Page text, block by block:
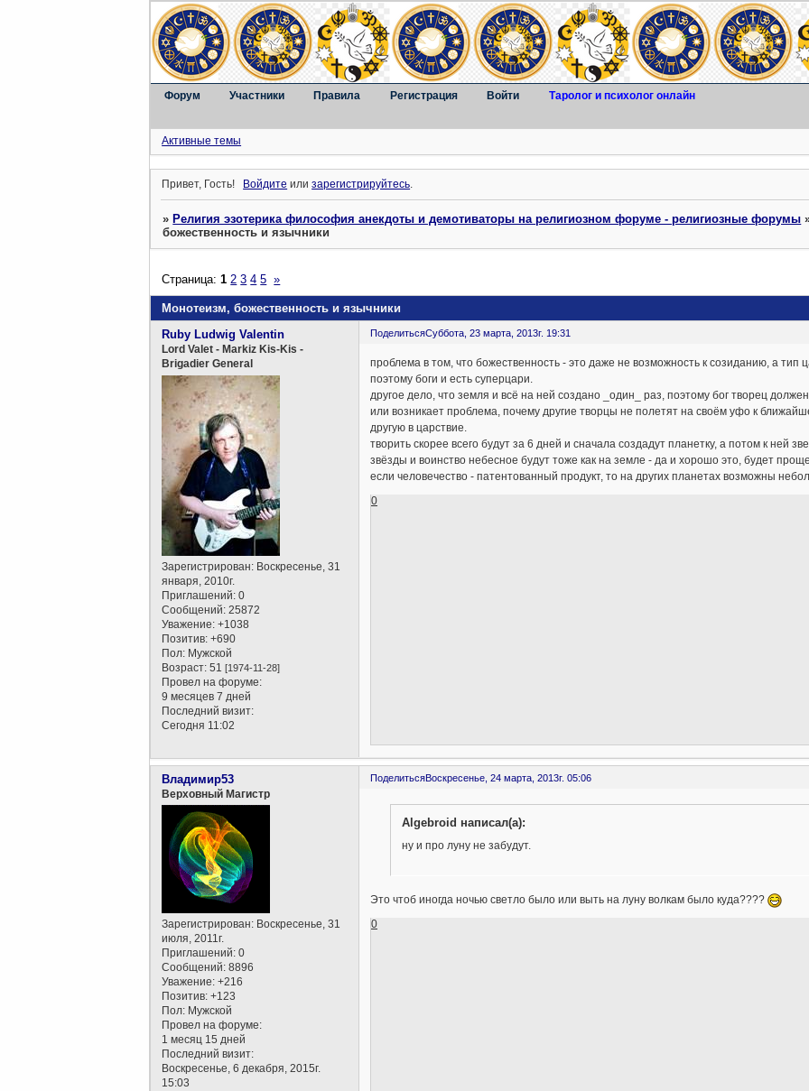
Форум Участники Правила Регистрация Войти Таролог и психолог онлайн
Активные темы
Привет, Гость! Войдите илизарегистрируйтесь.
»Религия эзотерика философия анекдоты и демотиваторы на религиозном форуме - религиозные форумы
божественность и язычники
Монотеизм, божественность и язычники
Страница:1 2 3 4 5 »
ПоделитьсяСуббота, 23 марта, 2013г. 19:31
Ruby Ludwig Valentin
Lord Valet - Markiz Kis-Kis -
Brigadier General
Зарегистрирован: Воскресенье, 31
января, 2010г.
Приглашений: 0
Сообщений: 25872
Уважение: +1038
Позитив: +690
Пол: Мужской
Возраст: 51[1974-11-28]
Провел на форуме:
9 месяцев 7 дней
Последний визит:
Сегодня 11:02
проблема в том, что божественность - это даже не возможность к созиданию, а тип
поэтому боги и есть суперцари.
другое дело, что земля и всё на ней создано _один_ раз, поэтому бог творец
или возникает проблема, почему другие творцы не полетят на своём уфо к
другую в царствие.
творить скорее всего будут за 6 дней и сначала создадут планетку, а потом к ней
звёзды и воинство небесное будут тоже как на земле - да и хорошо это, будет
если человечество - патентованный продукт, то на других планетах возможны
0
ПоделитьсяВоскресенье, 24 марта, 2013г. 05:06
Владимир53
Верховный Магистр
Зарегистрирован: Воскресенье, 31
июля, 2011г.
Приглашений: 0
Сообщений: 8896
Уважение: +216
Позитив: +123
Пол: Мужской
Провел на форуме:
1 месяц 15 дней
Последний визит:
Воскресенье, 6 декабря, 2015г.
15:03
Algebroid написал(а):
ну и про луну не забудут.
Это чтоб иногда ночью светло было или выть на луну волкам было куда????
0